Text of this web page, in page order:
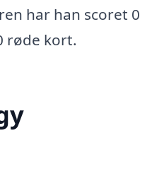
har han scoret 0
røde kort.